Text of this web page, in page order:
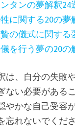
ンタンの夢解釈24
牲に関する20の夢
贄の儀式に関する
儀を行う夢の20の
は、自分の失敗
ない必要がある
やかな自己受容
忘れないでくださ